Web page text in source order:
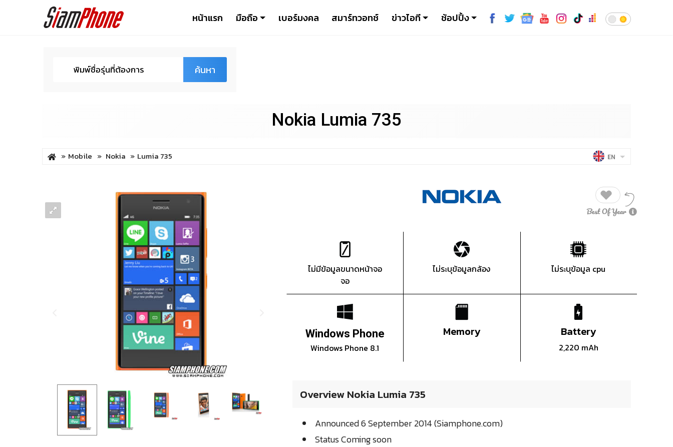
หน้าแรก มือถือ เบอร์มงคล สมาร์ทวอทช์ ข่าวไอที ช้อปปิ้ง
ค้นหา
Nokia Lumia 735
Mobile Nokia Lumia 735 EN
ไม่มีข้อมูลขนาดหน้าจอ
จอ
ไม่ระบุข้อมูลกล้อง ไม่ระบุข้อมูล cpu
Windows Phone
Windows Phone 8.1
Memory Battery
2,220 mAh
Overview Nokia Lumia 735
Announced 6 September 2014 (Siamphone.com)
Status Coming soon